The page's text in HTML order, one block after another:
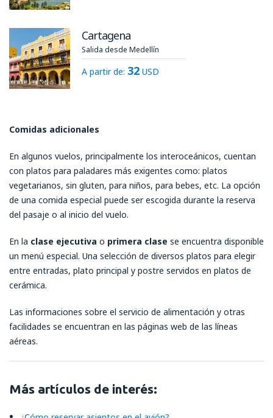
Cartagena
Salida desde Medellín
A partir de: 32 USD
Comidas adicionales
En algunos vuelos, principalmente los interoceánicos, cuentan
con platos para paladares más exigentes como: platos
vegetarianos, sin gluten, para niños, para bebes, etc. La opción
de una comida especial puede ser escogida durante la reserva
del pasaje o al inicio del vuelo.
En la clase ejecutiva o primera clase se encuentra disponible
un menú especial. Una selección de diversos platos para elegir
entre entradas, plato principal y postre servidos en platos de
cerámica.
Las informaciones sobre el servicio de alimentación y otras
facilidades se encuentran en las páginas web de las líneas
aéreas.
Más artículos de interés: